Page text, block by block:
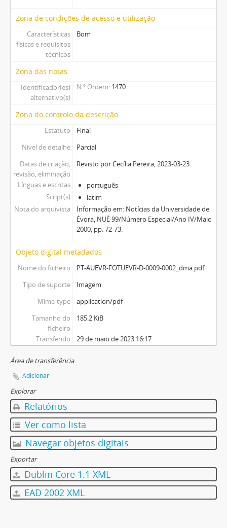
Zona de condições de acesso e utilização
Características
físicas e requisitos
técnicos
Bom
Zona das notas
Identificador(es)
alternativo(s)
N.º Ordem 1470
Zona do controlo da descrição
Estatuto
Final
Nível de detalhe
Parcial
Datas de criação,
revisão, eliminação
Revisto por Cecília Pereira, 2023-03-23.
Línguas e escritas
português
Script(s)
latim
Nota do arquivista
Informação em: Notícias da Universidade de
Évora, NUÉ 99/Número Especial/Ano IV/Maio
2000; pp. 72-73.
Objeto digital metadados
Nome do ficheiro
PT-AUEVR-FOTUEVR-D-0009-0002_dma.pdf
Tipo de suporte
Imagem
Mime-type
application/pdf
Tamanho do
ficheiro
185.2 KiB
Transferido 29 de maio de 2023 16:17
Área de transferência
Adicionar
Explorar
Relatórios
Ver como lista
Navegar objetos digitais
Exportar
Dublin Core 1.1 XML
EAD 2002 XML